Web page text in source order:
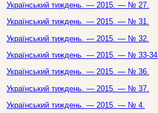
Український тиждень. — 2015. — № 27.
Український тиждень. — 2015. — № 31.
Український тиждень. — 2015. — № 32.
Український тиждень. — 2015. — № 33-34.
Український тиждень. — 2015. — № 36.
Український тиждень. — 2015. — № 37.
Український тиждень. — 2015. — № 4.